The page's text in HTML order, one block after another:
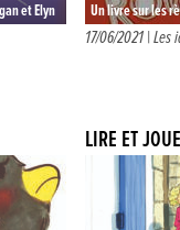
et Elyn
Un livre sur les
les rues. Et qui
17/06/2021 |Les
LIRE ET